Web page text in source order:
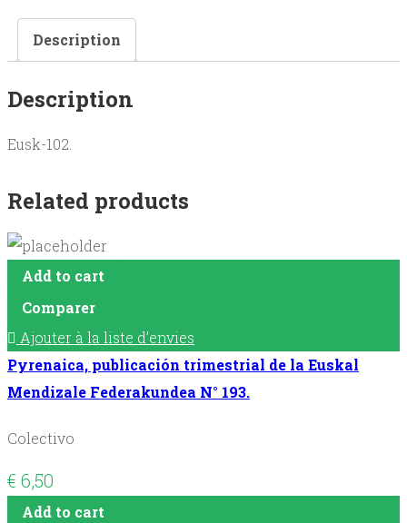
Corde
N°
quantity
Description
Description
Eusk-102.
Related products
Add to cart
Comparer
Ajouter à la liste d’envies
Pyrenaica, publicación trimestrial de la Euskal
Mendizale Federakundea N° 193.
Colectivo
€ 6,50
Add to cart